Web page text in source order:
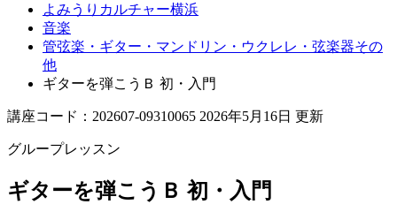
よみうりカルチャー横浜
音楽
管弦楽・ギター・マンドリン・ウクレレ・弦楽器その
他
ギターを弾こうＢ 初・入門
講座コード：202607-09310065 2026年5月16日 更新
グループレッスン
ギターを弾こうＢ 初・入門